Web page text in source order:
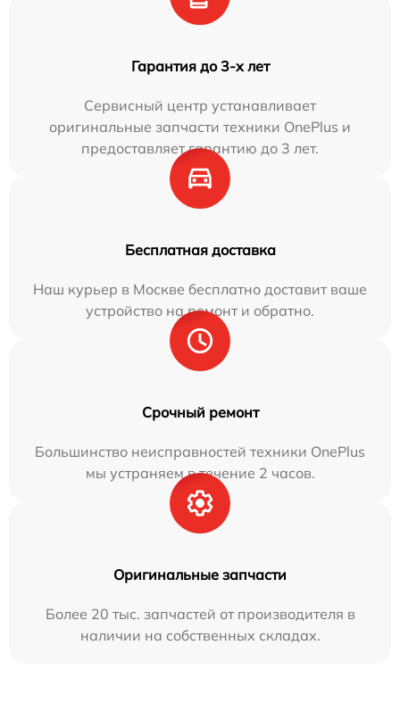
Гарантия до 3-х лет
Сервисный центр устанавливает
оригинальные запчасти техники OnePlus и
предоставляет гарантию до 3 лет.
Бесплатная доставка
Наш курьер в Москве бесплатно доставит ваше
устройство на ремонт и обратно.
Срочный ремонт
Большинство неисправностей техники OnePlus
мы устраняем в течение 2 часов.
Оригинальные запчасти
Более 20 тыс. запчастей от производителя в
наличии на собственных складах.